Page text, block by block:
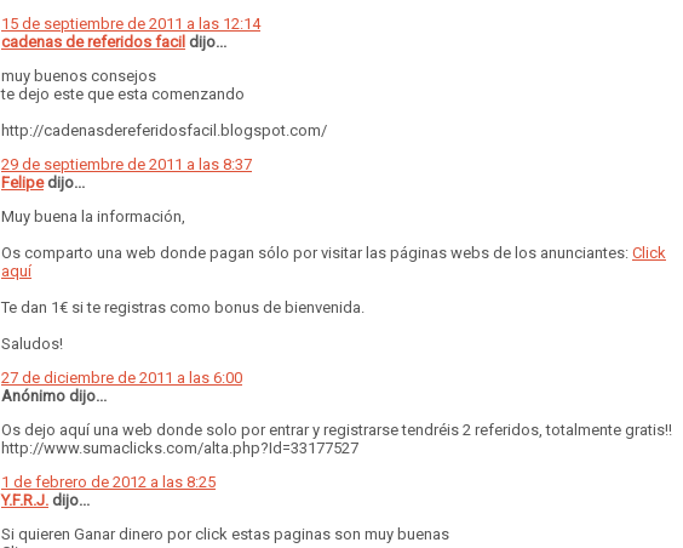
15 de septiembre de 2011 a las 12:14
cadenas de referidos facil dijo...
muy buenos consejos
te dejo este que esta comenzando
http://cadenasdereferidosfacil.blogspot.com/
29 de septiembre de 2011 a las 8:37
Felipedijo...
Muy buena la información,
Os comparto una web donde pagan sólo por visitar las páginas webs de los anunciantes: Click
aquí
Te dan 1€ si te registras como bonus de bienvenida.
Saludos!
27 de diciembre de 2011 a las 6:00
Anónimo dijo...
Os dejo aquí una web donde solo por entrar y registrarse tendréis 2 referidos, totalmente gratis!!
http://www.sumaclicks.com/alta.php?Id=33177527
1 de febrero de 2012 a las 8:25
Y.F.R.J. dijo...
Si quieren Ganar dinero por click estas paginas son muy buenas